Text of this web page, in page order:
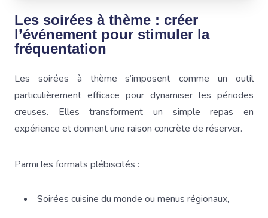
Les soirées à thème : créer
l’événement pour stimuler la
fréquentation
Les soirées à thème s’imposent comme un outil
particulièrement efficace pour dynamiser les périodes
creuses. Elles transforment un simple repas en
expérience et donnent une raison concrète de réserver.
Parmi les formats plébiscités :
Soirées cuisine du monde ou menus régionaux,